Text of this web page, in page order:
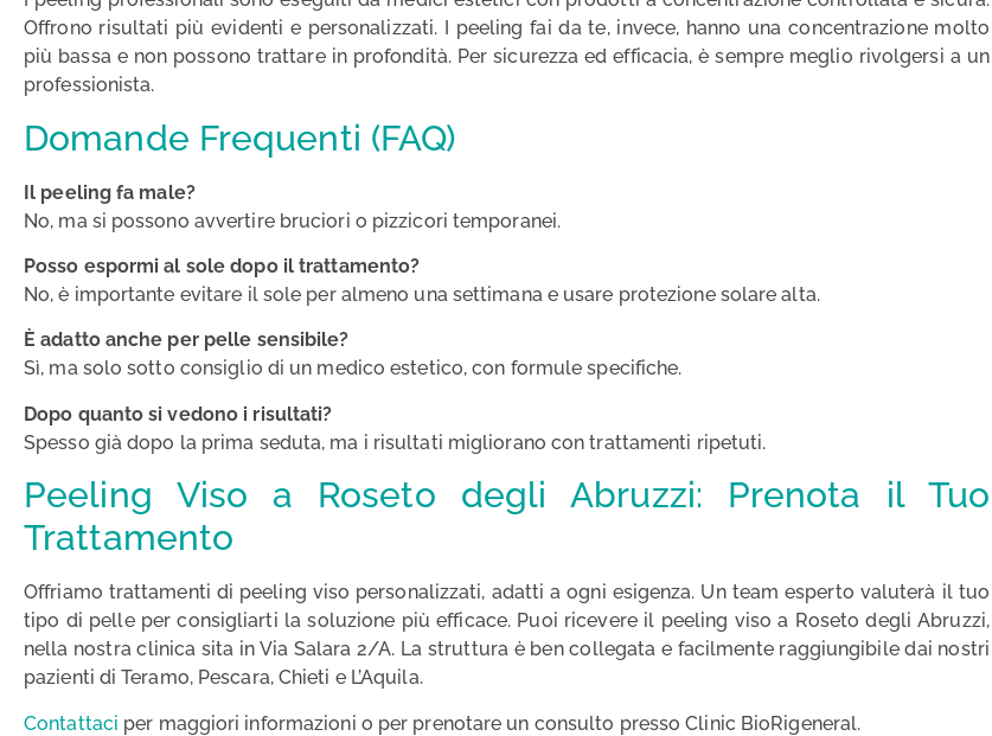
Offrono risultati più evidenti e personalizzati. I peeling fai da te, invece, hanno una concentrazione molto
più bassa e non possono trattare in profondità. Per sicurezza ed efficacia, è sempre meglio rivolgersi a un
professionista.
Domande Frequenti (FAQ)
Il peeling fa male?
No, ma si possono avvertire bruciori o pizzicori temporanei.
Posso espormi al sole dopo il trattamento?
No, è importante evitare il sole per almeno una settimana e usare protezione solare alta.
È adatto anche per pelle sensibile?
Sì, ma solo sotto consiglio di un medico estetico, con formule specifiche.
Dopo quanto si vedono i risultati?
Spesso già dopo la prima seduta, ma i risultati migliorano con trattamenti ripetuti.
Peeling Viso a Roseto degli Abruzzi: Prenota il Tuo
Trattamento
Offriamo trattamenti di peeling viso personalizzati, adatti a ogni esigenza. Un team esperto valuterà il tuo
tipo di pelle per consigliarti la soluzione più efficace. Puoi ricevere il peeling viso a Roseto degli Abruzzi,
nella nostra clinica sita in Via Salara 2/A. La struttura è ben collegata e facilmente raggiungibile dai nostri
pazienti di Teramo, Pescara, Chieti e L’Aquila.
Contattaci per maggiori informazioni o per prenotare un consulto presso Clinic BioRigeneral.